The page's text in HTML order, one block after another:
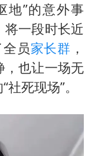
告视频已下架
浙江海域将现5到8米巨浪到狂浪
伯克希尔净买入约200亿美元股票
以军士兵把枪口对准中国记者
地”的意外事
一段时长近
员家长群 ，
，也让一场无
死现场”。